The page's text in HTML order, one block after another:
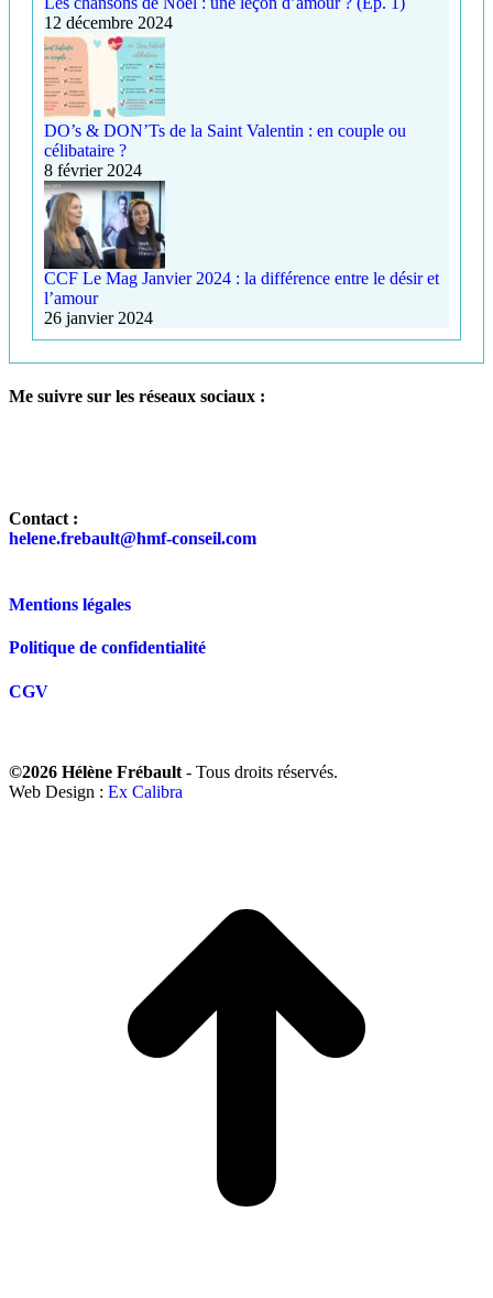
12 décembre 2024
DO’s & DON’Ts de la Saint Valentin : en couple ou
célibataire ?
8 février 2024
CCF Le Mag Janvier 2024 : la différence entre le désir et
l’amour
26 janvier 2024
Me suivre sur les réseaux sociaux :
Contact :
helene.frebault@hmf-conseil.com
Mentions légales
Politique de confidentialité
CGV
©2026 Hélène Frébault - Tous droits réservés.
Web Design : Ex Calibra